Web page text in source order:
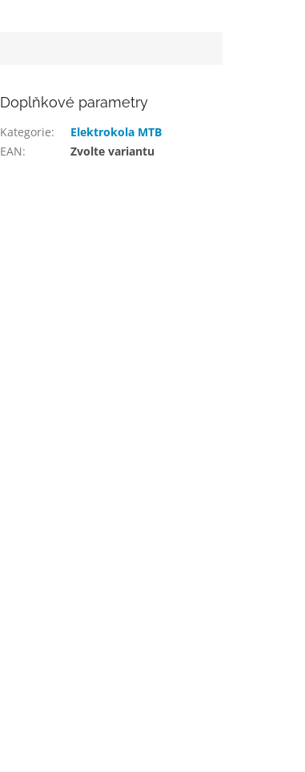
Doplňkové parametry
Kategorie:
Elektrokola MTB
EAN: Zvolte variantu